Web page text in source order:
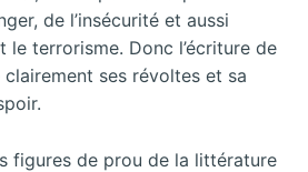
de l’insécurité et aussi
le terrorisme. Donc l’écriture de
ses révoltes et sa
figures de prou de la littérature